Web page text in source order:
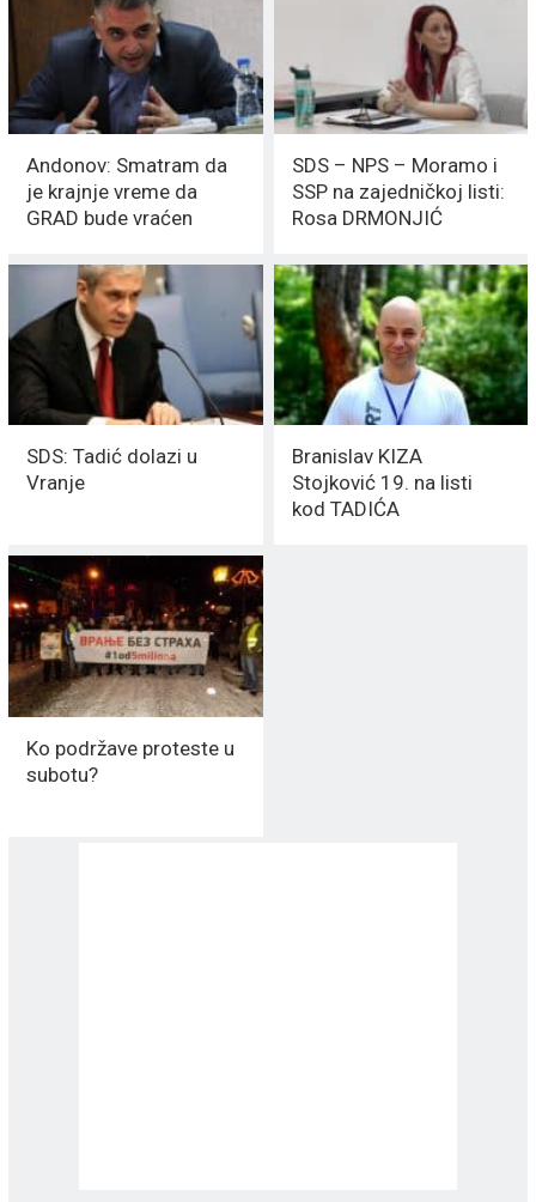
Andonov: Smatram da
je krajnje vreme da
GRAD bude vraćen
SDS – NPS – Moramo i
SSP na zajedničkoj listi:
Rosa DRMONJIĆ
opozicije
SDS: Tadić dolazi u
Vranje
Branislav KIZA
Stojković 19. na listi
kod TADIĆA
Ko podržave proteste u
subotu?